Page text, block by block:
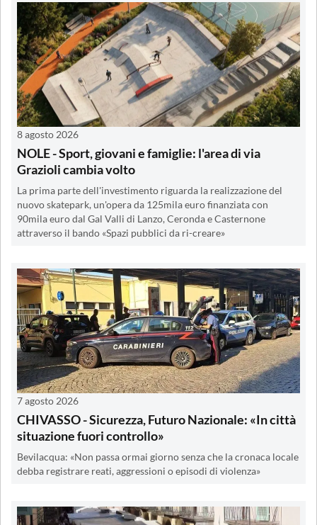
8 agosto 2026
NOLE - Sport, giovani e famiglie: l'area di via
Grazioli cambia volto
La prima parte dell'investimento riguarda la realizzazione del
nuovo skatepark, un'opera da 125mila euro finanziata con
90mila euro dal Gal Valli di Lanzo, Ceronda e Casternone
attraverso il bando «Spazi pubblici da ri-creare»
7 agosto 2026
CHIVASSO - Sicurezza, Futuro Nazionale: «In città
situazione fuori controllo»
Bevilacqua: «Non passa ormai giorno senza che la cronaca locale
debba registrare reati, aggressioni o episodi di violenza»